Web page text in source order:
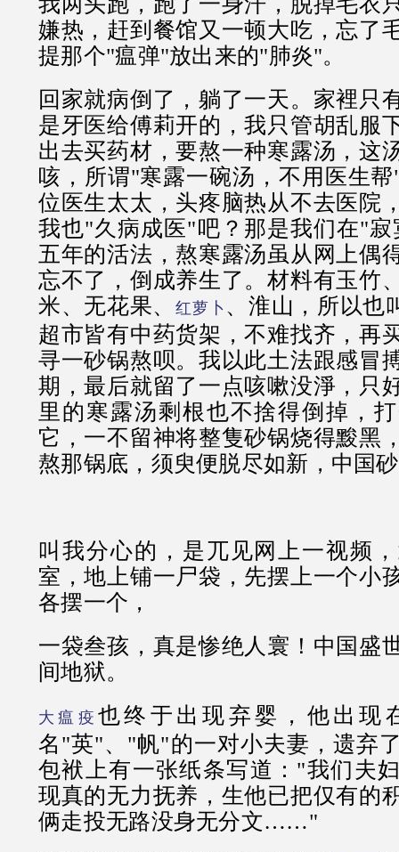
嫌热，赶到餐馆又一顿大吃，忘了
提那个"瘟弹"放出来的"肺炎"。
回家就病倒了，躺了一天。家裡只
是牙医给傅莉开的，我只管胡乱服
出去买药材，要熬一种寒露汤，这
咳，所谓"寒露一碗汤，不用医生
位医生太太，头疼脑热从不去医院
我也"久病成医"吧？那是我们在"
五年的活法，熬寒露汤虽从网上偶
忘不了，倒成养生了。材料有玉竹
米、无花果、红萝卜 、淮山，所以也
超市皆有中药货架，不难找齐，再
寻一砂锅熬呗。我以此土法跟感冒
期，最后就留了一点咳嗽没淨，只
里的寒露汤剩根也不捨得倒掉，
它，一不留神将整隻砂锅烧得黢黑
熬那锅底，须臾便脱尽如新，中国
叫我分心的，是兀见网上一视频
室，地上铺一尸袋，先摆上一个小
各摆一个，
一袋叁孩，真是惨绝人寰！中国盛
间地狱。
大瘟疫也终于出现弃婴，他出现
名"英"、"帆"的一对小夫妻，遗弃
包袱上有一张纸条写道："我们夫
现真的无力抚养，生他已把仅有的
俩走投无路没身无分文……"